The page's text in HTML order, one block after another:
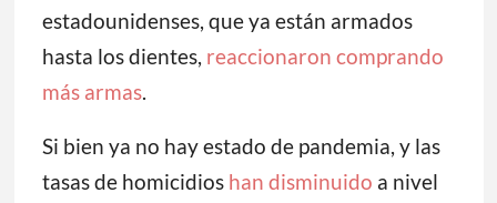
estadounidenses, que ya están armados
hasta los dientes, reaccionaron comprando
más armas.
Si bien ya no hay estado de pandemia, y las
tasas de homicidios han disminuido a nivel